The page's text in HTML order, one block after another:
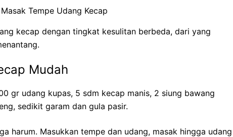
kecap dengan tingkat kesulitan berbeda, dari yang
Mudah
gr udang kupas, 5 sdm kecap manis, 2 siung bawang
sedikit garam dan gula pasir.
harum. Masukkan tempe dan udang, masak hingga udang